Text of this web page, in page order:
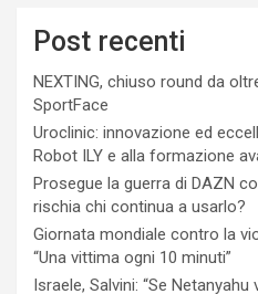
Post recenti
NEXTING, chiuso round da
SportFace
Uroclinic: innovazione ed
Robot ILY e alla formazione
Prosegue la guerra di DAZN
rischia chi continua a usarlo?
Giornata mondiale contro la
“Una vittima ogni 10 minuti”
Israele, Salvini: “Se